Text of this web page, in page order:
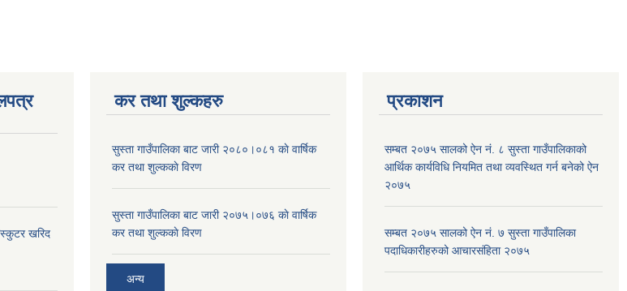
स्कुटर खरिद
कर तथा शुल्कहरु
सुस्ता गाउँपालिका बाट जारी २०८०।०८१ काे वार्षिक
कर तथा शुल्ककाे विरण
सुस्ता गाउँपालिका बाट जारी २०७५।०७६ काे वार्षिक
कर तथा शुल्ककाे विरण
अन्य
प्रकाशन
सम्बत २०७५ सालको ऐन नं. ८ सुस्ता गाउँपालिकाको
आर्थिक कार्यविधि नियमित तथा व्यवस्थित गर्न बनेको ऐन
२०७५
सम्बत २०७५ सालको ऐन नं. ७ सुस्ता गाउँपालिका
पदाधिकारीहरुको आचारसंहिता २०७५